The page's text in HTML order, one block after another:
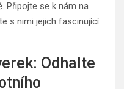
Připojte se k nám na
s nimi jejich fascinující
Odhalte